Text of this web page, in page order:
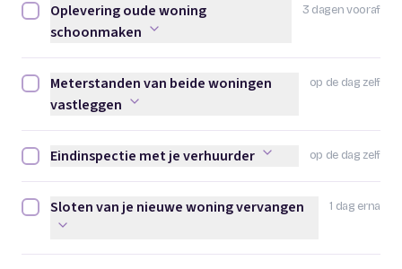
3 dagen vooraf
Oplevering oude woning schoonmaken afvinken
Oplevering oude woning
schoonmaken
op de dag zelf
Meterstanden van beide woningen vastleggen afvinken
Meterstanden van beide woningen
vastleggen
op de dag zelf
Eindinspectie met je verhuurder afvinken
Eindinspectie met je verhuurder
1 dag erna
Sloten van je nieuwe woning vervangen afvinken
Sloten van je nieuwe woning vervangen